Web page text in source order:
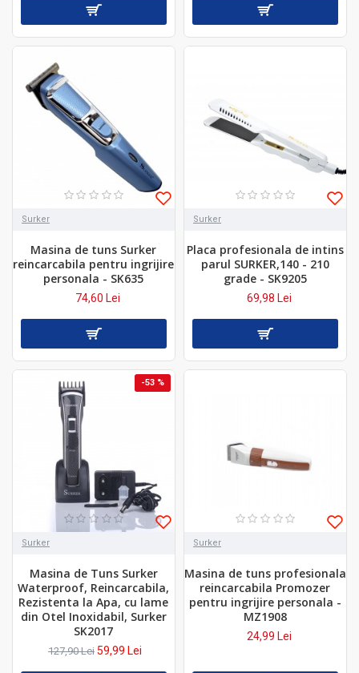
Surker
Masina de tuns Surker
reincarcabila pentru ingrijire
personala - SK635
74,60 Lei
Surker
Placa profesionala de intins
parul SURKER,140 - 210
grade - SK9205
69,98 Lei
-53 %
Surker
Masina de Tuns Surker
Waterproof, Reincarcabila,
Rezistenta la Apa, cu lame
din Otel Inoxidabil, Surker
SK2017
127,90 Lei 59,99 Lei
Surker
Masina de tuns profesionala
reincarcabila Promozer
pentru ingrijire personala -
MZ1908
24,99 Lei